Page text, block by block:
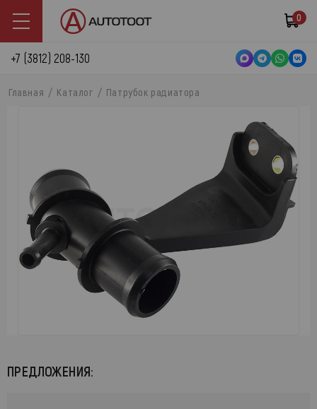
0
+7 (3812) 208-130
Главная Каталог Патрубок радиатора
ПРЕДЛОЖЕНИЯ: